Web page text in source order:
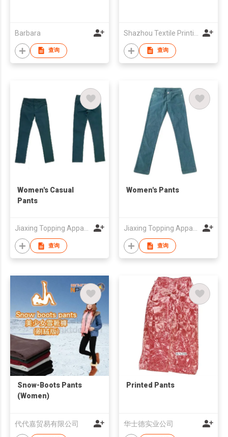
Barbara
查询 查询
Women's Casual
Pants
Jiaxing Topping Apparel Co., Ltd
查询
Women's Pants
Jiaxing Topping Apparel Co., Ltd
查询
Snow-Boots Pants
(Women)
代代嘉贸易有限公司
Printed Pants
华士德实业公司